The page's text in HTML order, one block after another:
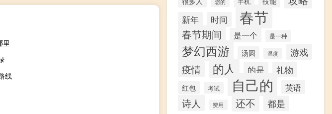
里
线
您的
新年 时间 春节
春节期间 是一个 是一种
梦幻西游 汤圆 温度
游戏
疫情
的人 的是 礼物
红包 考试 自己的 英语
诗人 费用 还不 都是